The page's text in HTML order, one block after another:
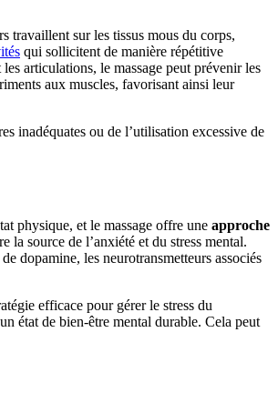
travaillent sur les tissus mous du corps,
qui sollicitent de manière répétitive
articulations, le massage peut prévenir les
aux muscles, favorisant ainsi leur
inadéquates ou de l’utilisation excessive de
physique, et le massage offre une approche
la source de l’anxiété et du stress mental.
dopamine, les neurotransmetteurs associés
efficace pour gérer le stress du
état de bien-être mental durable. Cela peut